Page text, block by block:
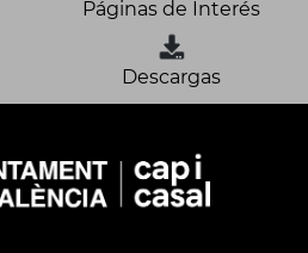
Páginas de Interés
Descargas